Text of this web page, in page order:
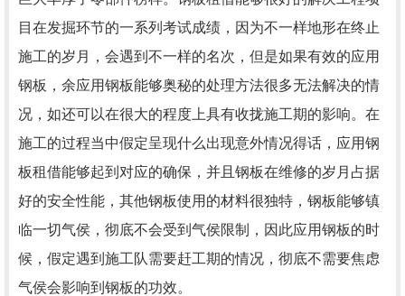
目在发掘环节的一系列考试成绩，因为不一样地形在终止
施工的岁月，会遇到不一样的名次，但是如果有效的应用
钢板，余应用钢板能够奥秘的处理方法很多无法解决的情
况，如还可以在很大的程度上具有收拢施工期的影响。在
施工的过程当中假定呈现什么出现意外情况得话，应用钢
板租借能够起到对应的确保，并且钢板在维修的岁月占据
好的安全性能，其他钢板使用的材料很独特，钢板能够镇
临一切气侯，彻底不会受到气侯限制，因此应用钢板的时
候，假定遇到施工队需要赶工期的情况，彻底不需要焦虑
气侯会影响到钢板的功效。